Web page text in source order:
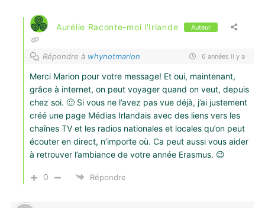
Aurélie Raconte-moi l'Irlande Auteur
Répondre à whynotmarion 6 années il y a
Merci Marion pour votre message! Et oui, maintenant,
grâce à internet, on peut voyager quand on veut, depuis
chez soi. 🙂 Si vous ne l’avez pas vue déjà, j’ai justement
créé une page Médias Irlandais avec des liens vers les
chaînes TV et les radios nationales et locales qu’on peut
écouter en direct, n’importe où. Ca peut aussi vous aider
à retrouver l’ambiance de votre année Erasmus. 😉
0 Répondre